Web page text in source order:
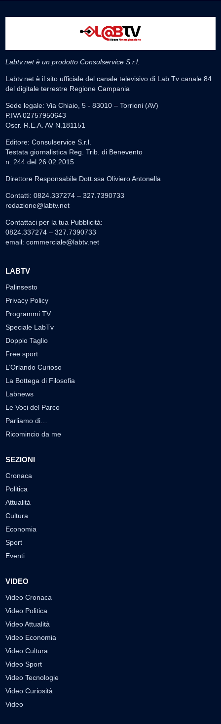
Labtv.net è un prodotto Consulservice S.r.l.
Labtv.net è il sito ufficiale del canale televisivo di Lab Tv canale 84
del digitale terrestre Regione Campania
Sede legale: Via Chiaio, 5 - 83010 – Torrioni (AV)
P.IVA 02757950643
Oscr. R.E.A. AV N.181151
Editore: Consulservice S.r.l.
Testata giornalistica Reg. Trib. di Benevento
n. 244 del 26.02.2015
Direttore Responsabile Dott.ssa Oliviero Antonella
Contatti: 0824.337274 – 327.7390733
redazione@labtv.net
Contattaci per la tua Pubblicità:
0824.337274 – 327.7390733
email: commerciale@labtv.net
LABTV
Palinsesto
Privacy Policy
Programmi TV
Speciale LabTv
Doppio Taglio
Free sport
L’Orlando Curioso
La Bottega di Filosofia
Labnews
Le Voci del Parco
Parliamo di…
Ricomincio da me
SEZIONI
Cronaca
Politica
Attualità
Cultura
Economia
Sport
Eventi
VIDEO
Video Cronaca
Video Politica
Video Attualità
Video Economia
Video Cultura
Video Sport
Video Tecnologie
Video Curiosità
Video